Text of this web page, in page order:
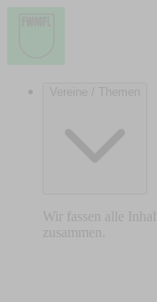
Vereine / Themen
Wir fassen alle
zusammen.